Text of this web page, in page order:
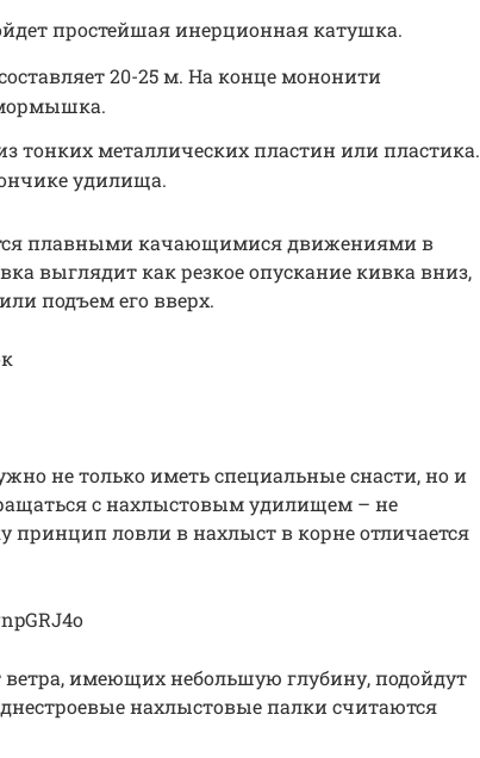
простейшая инерционная катушка.
20-25 м. На конце мононити
тонких металлических пластин или пластика.
удилища.
плавными качающимися движениями в
выглядит как резкое опускание кивка вниз,
подъем его вверх.
не только иметь специальные снасти, но и
с нахлыстовым удилищем – не
принцип ловли в нахлыст в корне отличается
имеющих небольшую глубину, подойдут
нахлыстовые палки считаются